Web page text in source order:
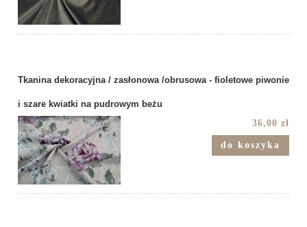
Tkanina dekoracyjna / zasłonowa /obrusowa - fioletowe piwonie
i szare kwiatki na pudrowym beżu
36,00 zł
do koszyka